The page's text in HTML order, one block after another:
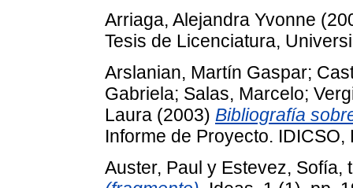
Arriaga, Alejandra Yvonne
Tesis de Licenciatura,
Arslanian, Martín Gaspar;
Gabriela; Salas, Marcelo;
Laura (2003) Bibliografía
Informe de Proyecto.
Auster, Paul y Estevez, Sofía,